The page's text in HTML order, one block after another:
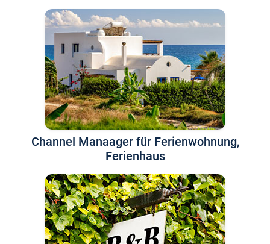
Channel Manaager für Ferienwohnung,
Ferienhaus